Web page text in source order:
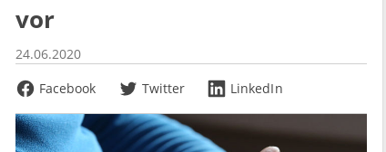
vor
24.06.2020
Facebook
Twitter LinkedIn